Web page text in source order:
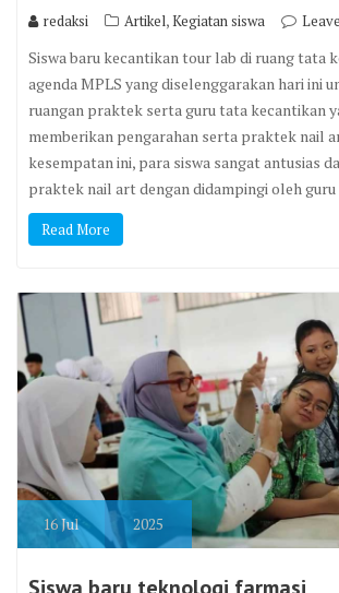
redaksi Artikel,Kegiatan siswa
Siswa baru kecantikan tour lab di ruang tata
agenda MPLS yang diselenggarakan hari ini
ruangan praktek serta guru tata kecantikan
memberikan pengarahan serta praktek nail
kesempatan ini, para siswa sangat antusias
praktek nail art dengan didampingi oleh
Read More
16Jul 2025